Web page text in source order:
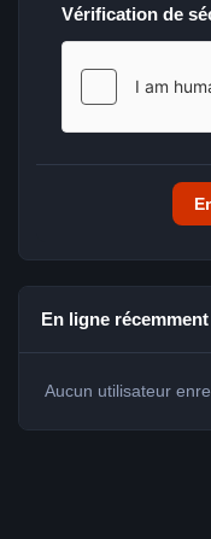
Vérification de
En ligne récemment
Aucun utilisateur